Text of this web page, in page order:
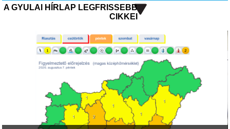
A GYULAI HÍRLAP LEGFRISSEBB
CIKKEI